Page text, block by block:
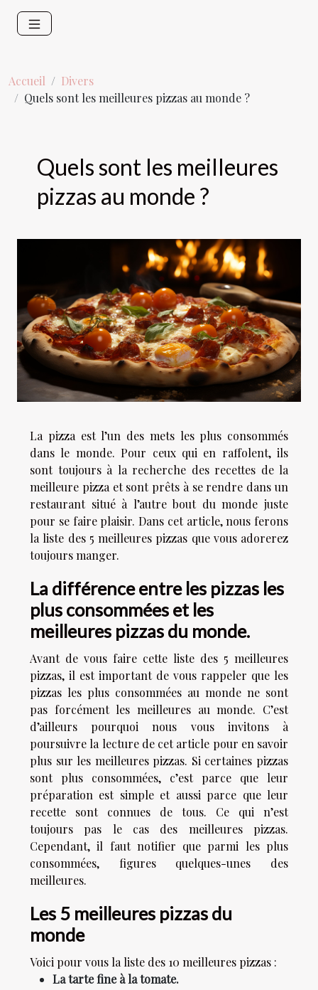
Accueil
Divers
Quels sont les meilleures pizzas au monde ?
Quels sont les meilleures
pizzas au monde ?
La pizza est l’un des mets les plus consommés
dans le monde. Pour ceux qui en raffolent, ils
sont toujours à la recherche des recettes de la
meilleure pizza et sont prêts à se rendre dans un
restaurant situé à l’autre bout du monde juste
pour se faire plaisir. Dans cet article, nous ferons
la liste des 5 meilleures pizzas que vous adorerez
toujours manger.
La différence entre les pizzas les
plus consommées et les
meilleures pizzas du monde.
Avant de vous faire cette liste des 5 meilleures
pizzas, il est important de vous rappeler que les
pizzas les plus consommées au monde ne sont
pas forcément les meilleures au monde. C’est
d’ailleurs pourquoi nous vous invitons à
poursuivre la lecture de cet article pour en savoir
plus sur les meilleures pizzas. Si certaines pizzas
sont plus consommées, c’est parce que leur
préparation est simple et aussi parce que leur
recette sont connues de tous. Ce qui n’est
toujours pas le cas des meilleures pizzas.
Cependant, il faut notifier que parmi les plus
consommées, figures quelques-unes des
meilleures.
Les 5 meilleures pizzas du
monde
Voici pour vous la liste des 10 meilleures pizzas :
La tarte fine à la tomate.